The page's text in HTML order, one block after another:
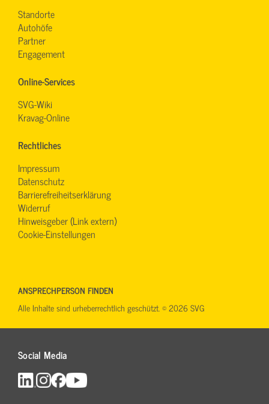
Standorte
Autohöfe
Partner
Engagement
Online-Services
SVG-Wiki
Kravag-Online
Rechtliches
Impressum
Datenschutz
Barrierefreiheitserklärung
Widerruf
Hinweisgeber (Link extern)
Cookie-Einstellungen
Social Media
ANSPRECHPERSON FINDEN
Alle Inhalte sind urheberrechtlich geschützt. © 2026 SVG